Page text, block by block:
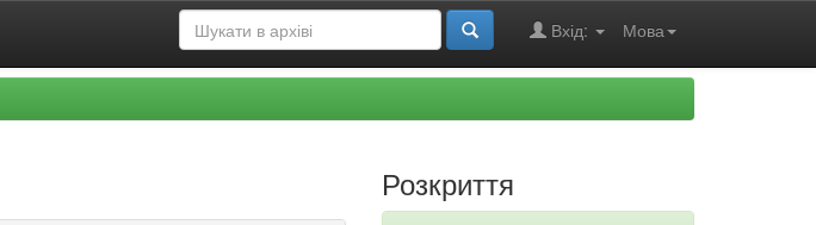
Мова
Вхід:
Розкриття